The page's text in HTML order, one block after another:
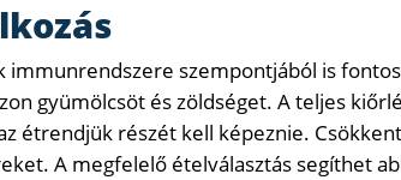
immunrendszere szempontjából is
gyümölcsöt és zöldséget. A teljes
étrendjük részét kell képeznie.
A megfelelő ételválasztás segíthet